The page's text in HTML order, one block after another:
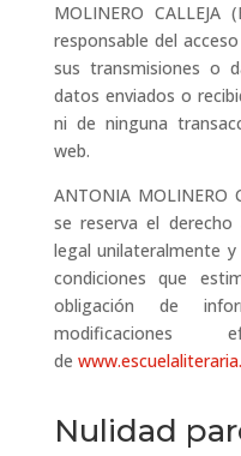
MOLINERO CALLEJA
responsable del
sus transmisiones o
datos enviados o
ni de ninguna
web.
ANTONIA MOLINERO
se reserva el
legal unilateralmente
condiciones que
obligación de
de
Nulidad